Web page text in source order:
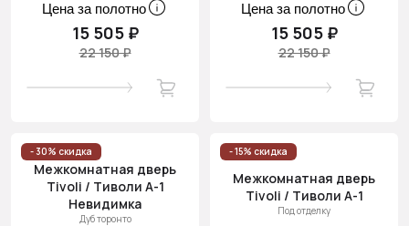
Цена за полотно
15 505 ₽
22 150 ₽
Цена за полотно
15 505 ₽
22 150 ₽
- 30% скидка
Межкомнатная дверь
Tivoli / Тиволи А-1
Невидимка
Дуб торонто
- 15% скидка
Межкомнатная дверь
Tivoli / Тиволи А-1
Под отделку